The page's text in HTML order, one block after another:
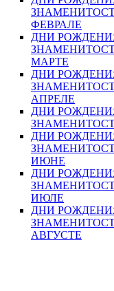
ФЕВРАЛЕ
ДНИ
МАРТЕ
ДНИ
АПРЕЛЕ
ДНИ
ДНИ
ИЮНЕ
ДНИ
ИЮЛЕ
ДНИ
АВГУСТЕ